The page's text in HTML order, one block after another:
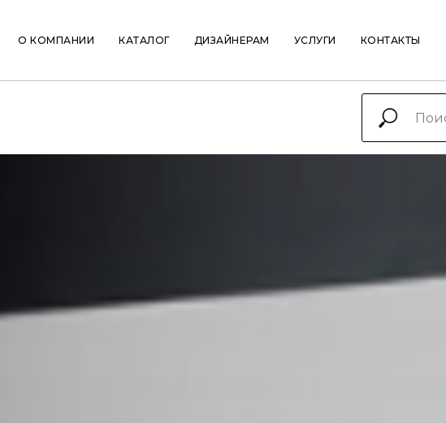
О КОМПАНИИ КАТАЛОГ ДИЗАЙНЕРАМ УСЛУГИ КОНТАКТЫ